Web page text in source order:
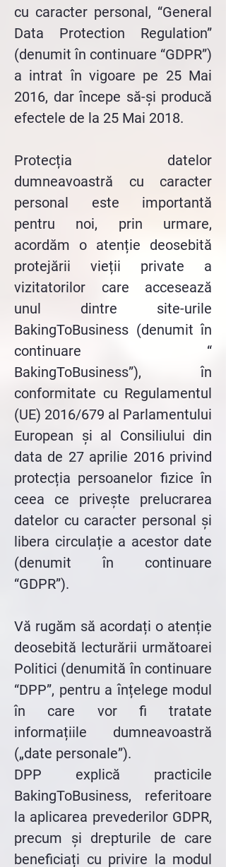
cu caracter personal, “General
Data Protection Regulation”
(denumit în continuare “GDPR”)
a intrat în vigoare pe 25 Mai
2016, dar începe să-și producă
efectele de la 25 Mai 2018.
Protecția datelor
dumneavoastră cu caracter
personal este importantă
pentru noi, prin urmare,
acordăm o atenție deosebită
protejării vieții private a
vizitatorilor care accesează
unul dintre site-urile
BakingToBusiness (denumit în
continuare “
BakingToBusiness”), în
conformitate cu Regulamentul
(UE) 2016/679 al Parlamentului
European și al Consiliului din
data de 27 aprilie 2016 privind
protecția persoanelor fizice în
ceea ce privește prelucrarea
datelor cu caracter personal și
libera circulație a acestor date
(denumit în continuare
“GDPR”).
Vă rugăm să acordați o atenție
deosebită lecturării următoarei
Politici (denumită în continuare
“DPP”, pentru a înțelege modul
în care vor fi tratate
informațiile dumneavoastră
(„date personale”).
DPP explică practicile
BakingToBusiness, referitoare
la aplicarea prevederilor GDPR,
precum și drepturile de care
beneficiați cu privire la modul